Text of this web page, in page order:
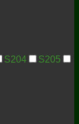
S204
S205